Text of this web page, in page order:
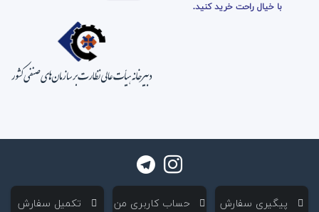
با خیال راحت خرید کنید.
‌ پیگیری سفارش ‌ حساب کاربری من ‌ تکمیل سفارش